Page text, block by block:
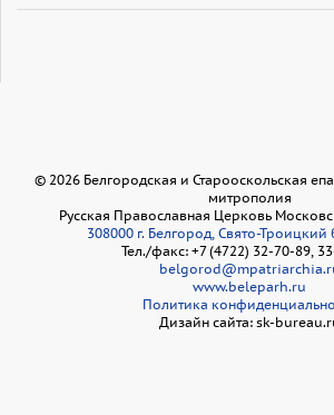
© 2026 Белгородская и Старооскольская
митрополия
Русская Православная Церковь
308000 г. Белгород, Свято-Троицкий
Тел./факс: +7 (4722) 32-70-89,
www.beleparh.ru
Политика
Дизайн сайта: sk-